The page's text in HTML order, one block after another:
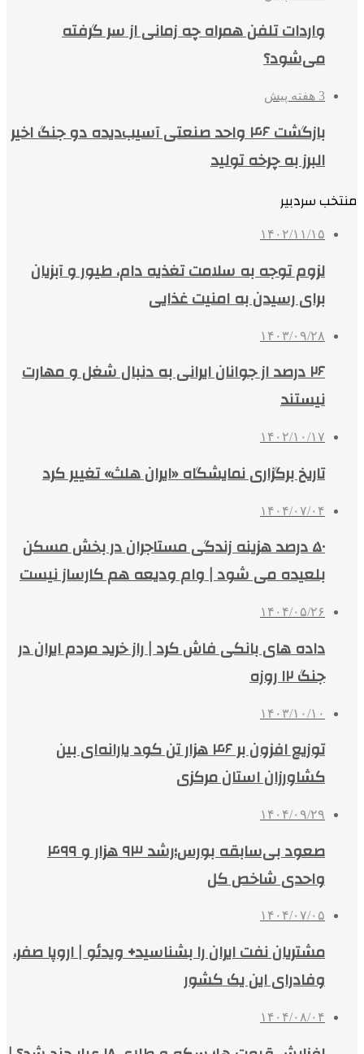
واردات تلفن همراه چه زمانی از سر گرفته
می‌شود؟
3 هفته پیش
بازگشت ۴۶ واحد صنعتی آسیب‌دیده دو جنگ اخیر
البرز به چرخه تولید
منتخب سردبیر
۱۴۰۲/۱۱/۱۵
لزوم توجه به سلامت تغذیه دام، طیور و آبزیان
برای رسیدن به امنیت غذایی
۱۴۰۳/۰۹/۲۸
۲۶ درصد از جوانان ایرانی به دنبال شغل و مهارت
نیستند
۱۴۰۲/۱۰/۱۷
تاریخ برگزاری نمایشگاه «ایران هلث» تغییر کرد
۱۴۰۴/۰۷/۰۴
۵۰ درصد هزینه زندگی مستاجران در بخش مسکن
بلعیده می شود | وام ودیعه هم کارساز نیست
۱۴۰۴/۰۵/۲۶
داده های بانکی فاش کرد | راز خرید مردم ایران در
جنگ ۱۲ روزه
۱۴۰۳/۱۰/۱۰
توزیع افزون بر ۴۶ هزار تن کود یارانه‌ای بین
کشاورزان استان مرکزی
۱۴۰۴/۰۹/۲۹
صعود بی‌سابقه بورس؛رشد ۹۳ هزار و ۴۹۹
واحدی شاخص کل
۱۴۰۴/۰۷/۰۵
مشتریان نفت ایران را بشناسید+ ویدئو | اروپا صفر،
وفادرای این یک کشور
۱۴۰۴/۰۸/۰۴